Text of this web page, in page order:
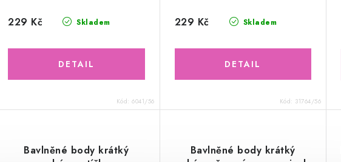
Skladem
229 Kč
Kód:6041/56
Skladem
229 Kč
Kód: 31764/56
Bavlněné body krátký
Bavlněné body krátký